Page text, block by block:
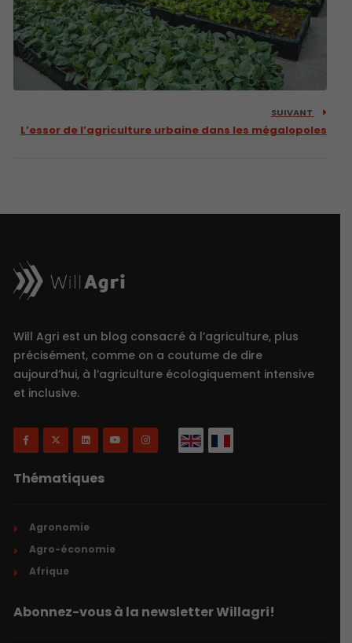
SUIVANT
L’essor de l’agriculture urbaine dans les mégalopoles
Will Agri est un blog consacré à l’agriculture, plus
précisément, comme on a coutume de dire
aujourd’hui, à l’agriculture écologiquement intensive
et inclusive.
Thématiques
Agronomie
Agro-économie
Afrique
Abonnez-vous à la newsletter Willagri!